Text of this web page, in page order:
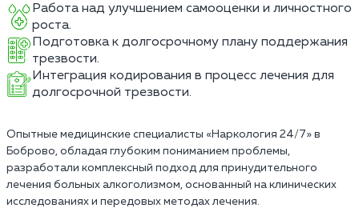
Работа над улучшением самооценки и личностного
роста.
Подготовка к долгосрочному плану поддержания
трезвости.
Интеграция кодирования в процесс лечения для
долгосрочной трезвости.
Опытные медицинские специалисты «Наркология 24/7» в
Боброво, обладая глубоким пониманием проблемы,
разработали комплексный подход для принудительного
лечения больных алкоголизмом, основанный на клинических
исследованиях и передовых методах лечения.